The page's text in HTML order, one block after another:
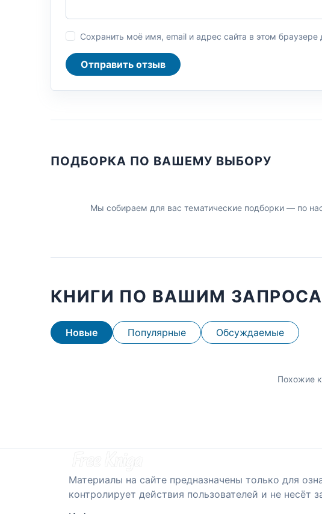
Сохранить моё имя, email и адрес сайта в этом
Отправить отзыв
ПОДБОРКА ПО ВАШЕМУ ВЫБОРУ
Мы собираем для вас тематические подборки — по
КНИГИ ПО ВАШИМ
Новые Популярные Обсуждаемые
Похожие
Материалы на сайте предназначены только для
контролирует действия пользователей и не несёт